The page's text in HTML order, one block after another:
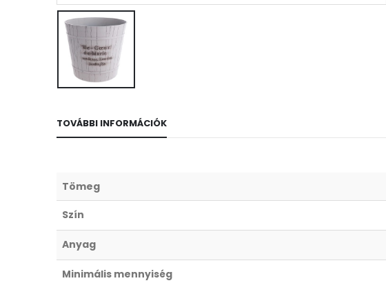
TOVÁBBI INFORMÁCIÓK
Tömeg
Szín
Anyag
Minimális mennyiség